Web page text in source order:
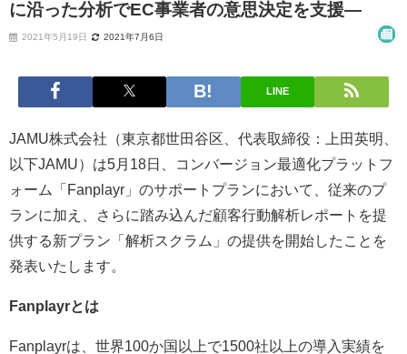
に沿った分析でEC事業者の意思決定を支援―
2021年5月19日 2021年7月6日
LINE
JAMU株式会社（東京都世田谷区、代表取締役：上田英明、
以下JAMU）は5月18日、コンバージョン最適化プラットフ
ォーム「Fanplayr」のサポートプランにおいて、従来のプ
ランに加え、さらに踏み込んだ顧客行動解析レポートを提
供する新プラン「解析スクラム」の提供を開始したことを
発表いたします。
Fanplayrとは
Fanplayrは、世界100か国以上で1500社以上の導入実績を